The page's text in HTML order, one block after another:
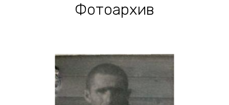
Фотоархив